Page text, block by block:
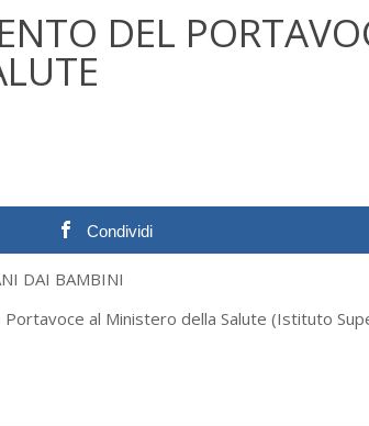
DEL
Condividi
DAI BAMBINI
al Ministero della Salute (Istituto